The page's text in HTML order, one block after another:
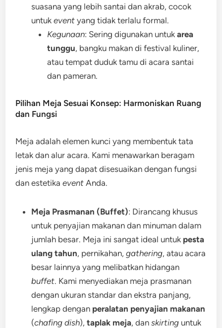
suasana yang lebih santai dan akrab, cocok
untukevent yang tidak terlalu formal.
Kegunaan: Sering digunakan untukarea
tunggu, bangku makan di festival kuliner,
atau tempat duduk tamu di acara santai
dan pameran.
Pilihan Meja Sesuai Konsep: Harmoniskan Ruang
dan Fungsi
Meja adalah elemen kunci yang membentuk tata
letak dan alur acara. Kami menawarkan beragam
jenis meja yang dapat disesuaikan dengan fungsi
dan estetikaevent Anda.
Meja Prasmanan (Buffet): Dirancang khusus
untuk penyajian makanan dan minuman dalam
jumlah besar. Meja ini sangat ideal untuk pesta
ulang tahun, pernikahan,gathering, atau acara
besar lainnya yang melibatkan hidangan
buffet. Kami menyediakan meja prasmanan
dengan ukuran standar dan ekstra panjang,
lengkap dengan peralatan penyajian makanan
(chafing dish),taplak meja, danskirting untuk